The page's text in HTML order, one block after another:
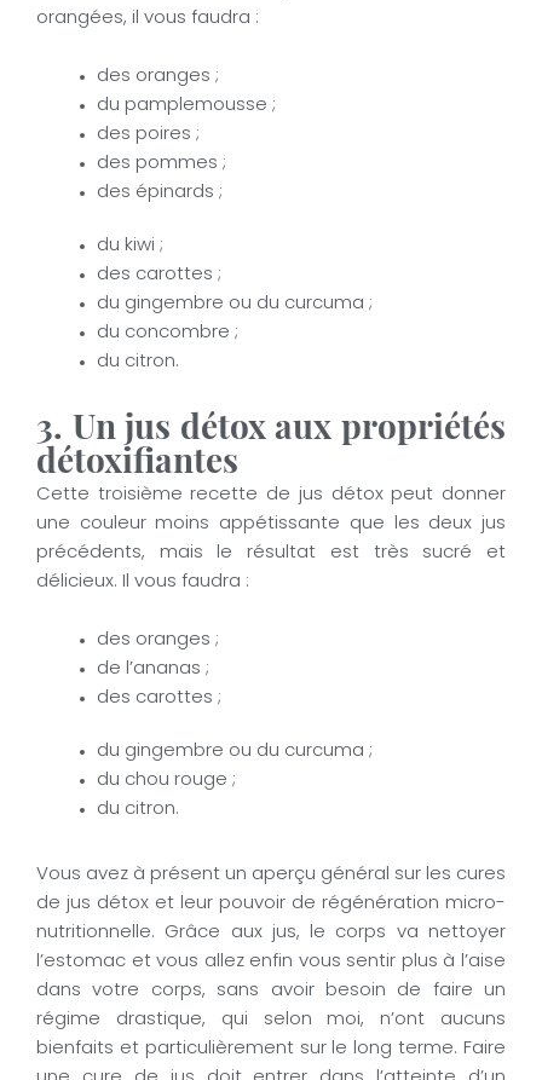
orangées, il vous faudra :
des oranges ;
du pamplemousse ;
des poires ;
des pommes ;
des épinards ;
du kiwi ;
des carottes ;
du gingembre ou du curcuma ;
du concombre ;
du citron.
3. Un jus détox aux propriétés
détoxifiantes
Cette troisième recette de jus détox peut donner
une couleur moins appétissante que les deux jus
précédents, mais le résultat est très sucré et
délicieux. Il vous faudra :
des oranges ;
de l’ananas ;
des carottes ;
du gingembre ou du curcuma ;
du chou rouge ;
du citron.
Vous avez à présent un aperçu général sur les cures
de jus détox et leur pouvoir de régénération micro-
nutritionnelle. Grâce aux jus, le corps va nettoyer
l’estomac et vous allez enfin vous sentir plus à l’aise
dans votre corps, sans avoir besoin de faire un
régime drastique, qui selon moi, n’ont aucuns
bienfaits et particulièrement sur le long terme. Faire